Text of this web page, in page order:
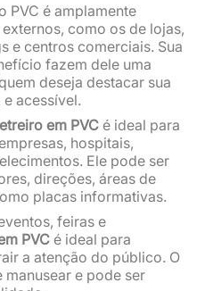
PVC é amplamente
como os de lojas,
e centros comerciais. Sua
fazem dele uma
deseja destacar sua
acessível.
em PVCé ideal para
hospitais,
Ele pode ser
direções, áreas de
placas informativas.
feiras e
PVC é ideal para
a atenção do público. O
e pode ser